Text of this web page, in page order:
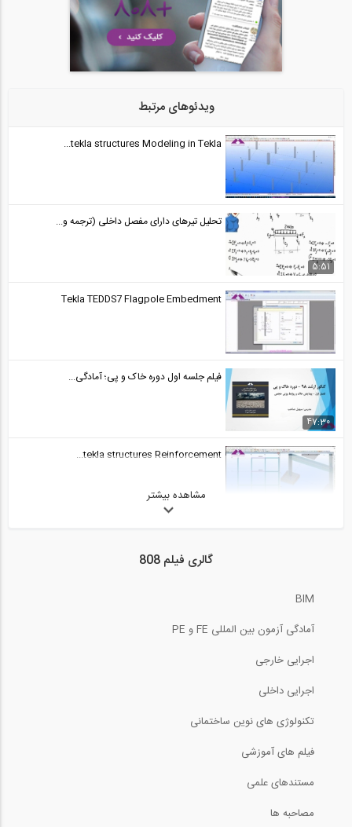
26
ویدئوهای مرتبط
tekla structures Modeling in Tekla...
5:51
تحلیل تیرهای دارای مفصل داخلی (ترجمه و...
Tekla TEDDS7 Flagpole Embedment
47:30
فیلم جلسه اول دوره خاک و پی؛ آمادگی...
tekla structures Reinforcement...
مشاهده بیشتر
گالری فیلم 808
BIM
آمادگی آزمون بین المللی FE و PE
اجرایی خارجی
اجرایی داخلی
تکنولوژی های نوین ساختمانی
فیلم های آموزشی
مستندهای علمی
مصاحبه ها